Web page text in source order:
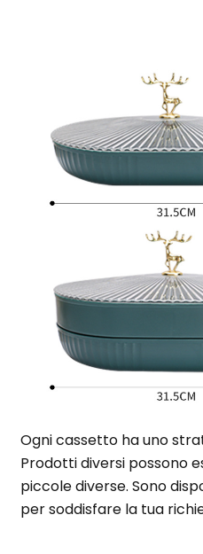
Ogni cassetto ha uno
Prodotti diversi possono
piccole diverse. Sono
per soddisfare la tua